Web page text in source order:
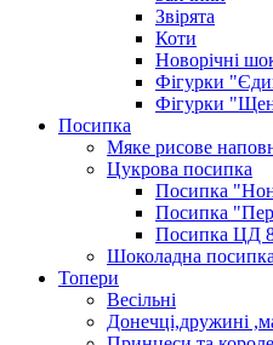
Звірята
Коти
Новорічні
Фігурки
Фігурки
Посипка
Мяке рисове
Цукрова посипка
Посипка
Посипка
Посипка ЦД
Шоколадна посипка
Топери
Весільні
Донечці,дружині